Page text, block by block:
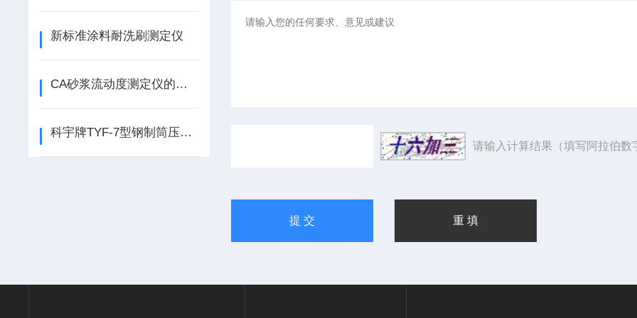
新标准涂料耐洗刷测定仪
CA砂浆流动度测定仪的注意事项及技术参数详解
科宇牌TYF-7型钢制筒压法砂浆强度检测仪技术参数
请输入计算结果（填写阿拉伯数